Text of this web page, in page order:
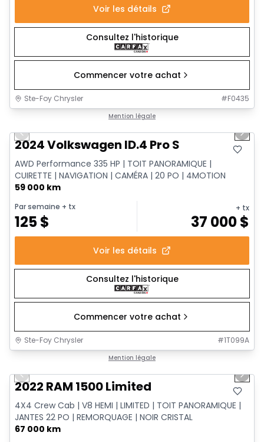
Voir les détails
Consultez l'historique
Commencer votre achat
Ste-Foy Chrysler #F0435
Mention légale
Previous slide Next
2024 Volkswagen ID.4 Pro S
AWD Performance 335 HP | TOIT PANORAMIQUE |
CUIRETTE | NAVIGATION | CAMÉRA | 20 PO | 4MOTION
59 000 km
Par semaine + tx
125$
+ tx
37 000$
Voir les détails
Consultez l'historique
Commencer votre achat
Ste-Foy Chrysler #1T099A
Mention légale
Previous slide Next
2022 RAM 1500 Limited
4X4 Crew Cab | V8 HEMI | LIMITED | TOIT PANORAMIQUE |
JANTES 22 PO | REMORQUAGE | NOIR CRISTAL
67 000 km